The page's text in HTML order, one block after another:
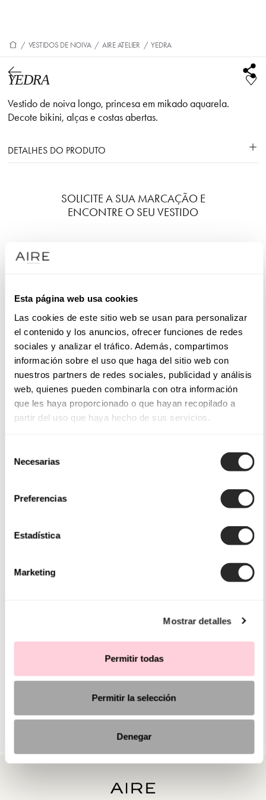
Esta página web usa cookies
Las cookies de este sitio web se usan para personalizar
el contenido y los anuncios, ofrecer funciones de redes
sociales y analizar el tráfico. Además, compartimos
información sobre el uso que haga del sitio web con
nuestros partners de redes sociales, publicidad y análisis
web, quienes pueden combinarla con otra información
que les haya proporcionado o que hayan recopilado a
partir del uso que haya hecho de sus servicios.
Necesarias
Preferencias
Estadística
Marketing
Mostrar detalles
Permitir todas
Permitir la selección
Denegar
/ VESTIDOS DE NOIVA / AIRE ATELIER / YEDRA
YEDRA
Vestido de noiva longo, princesa em mikado aquarela.
Decote bikini, alças e costas abertas.
DETALHES DO PRODUTO
SOLICITE A SUA MARCAÇÃO E
ENCONTRE O SEU VESTIDO